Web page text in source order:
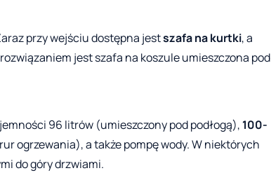
przy wejściu dostępna jestszafa na kurtki, a
jest szafa na koszule umieszczona pod
96 litrów (umieszczony pod podłogą), 100-
ogrzewania), a także pompę wody. W niektórych
do góry drzwiami.